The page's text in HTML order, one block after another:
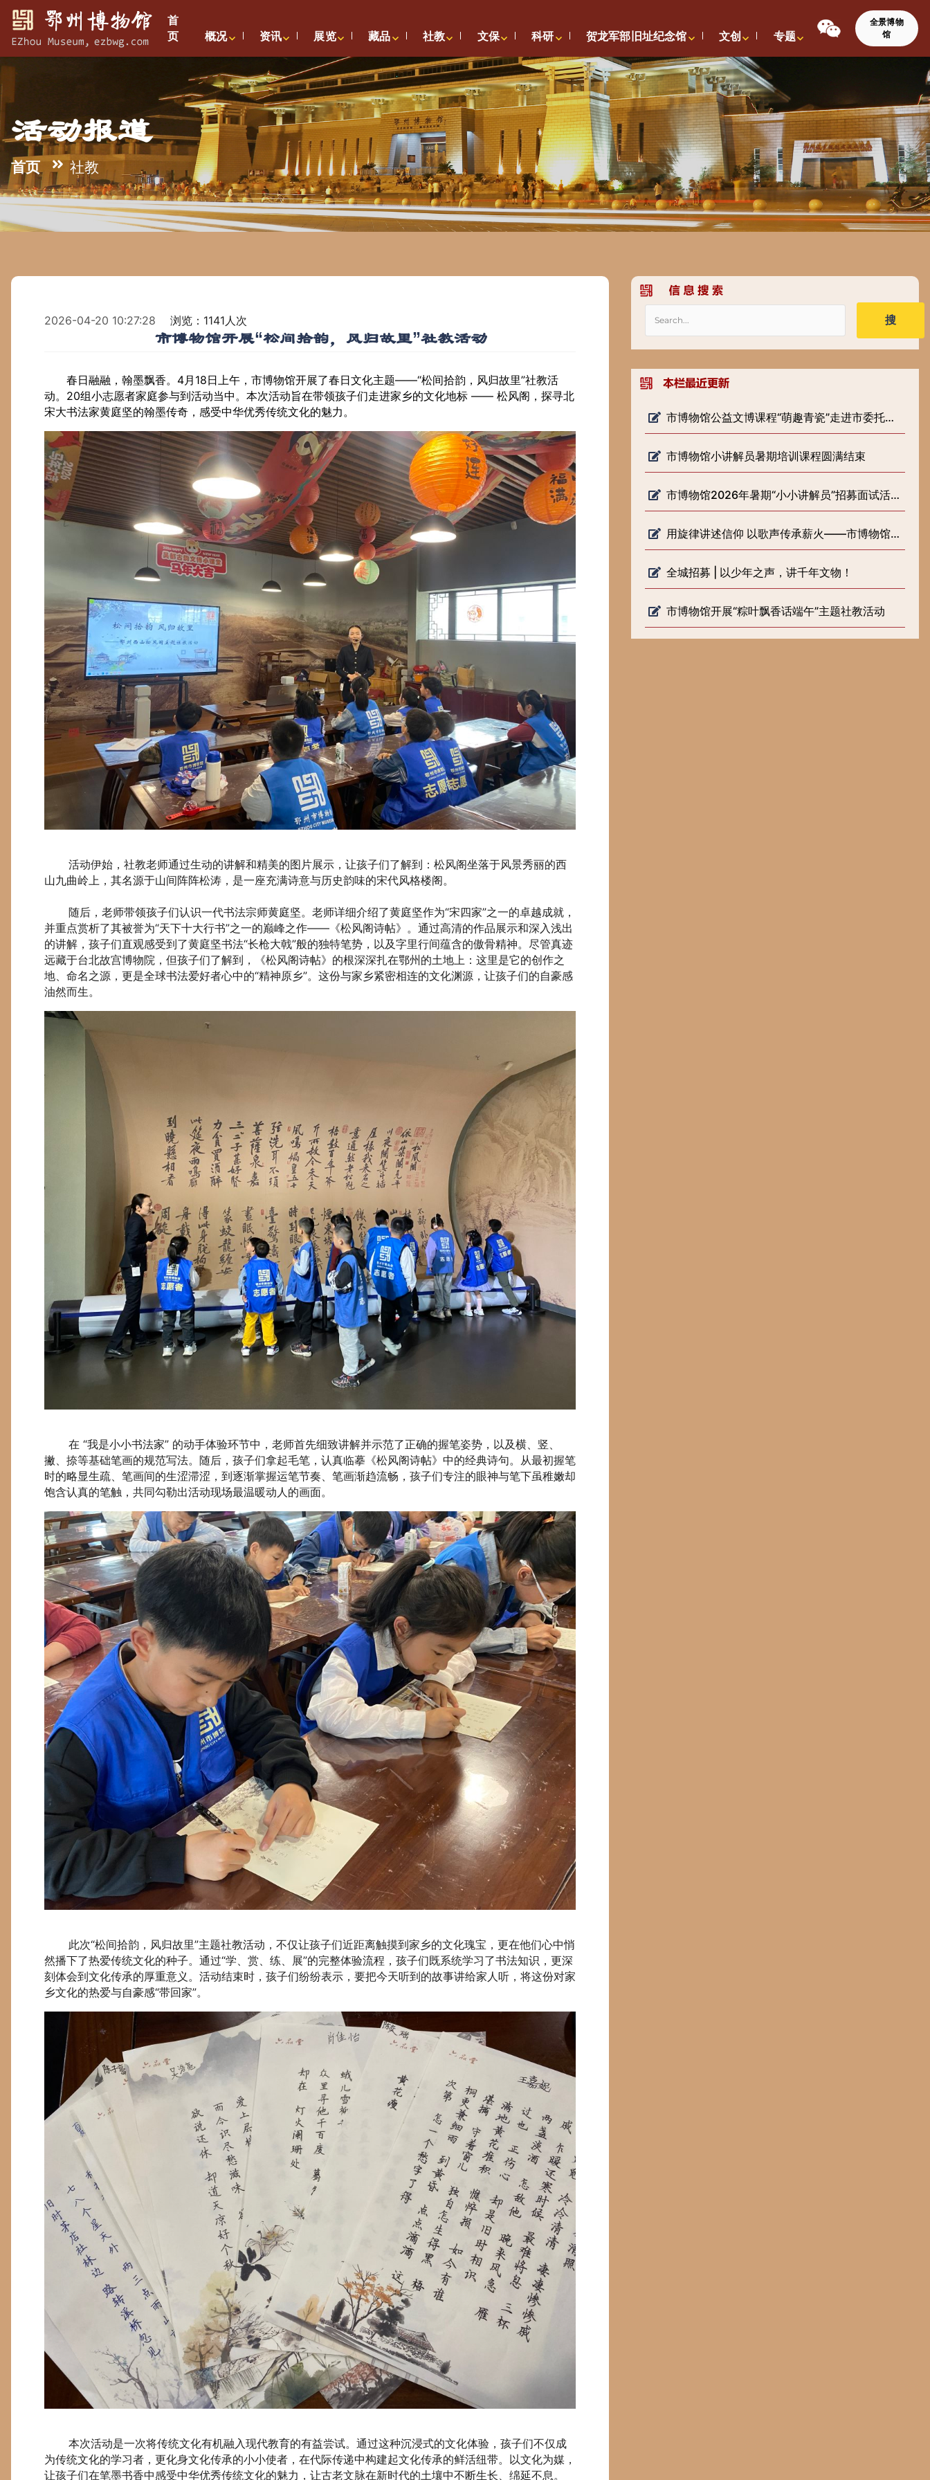
首
页
概况 资讯 展览 藏品 社教 文保 科研 贺龙军部旧址纪念馆 文创 专题
全景博物
馆
活动报道
首页 社教
2026-04-20 10:27:28 浏览：1141人次
市博物馆开展“松间拾韵，风归故里”社教活动
春日融融，翰墨飘香。4月18日上午，市博物馆开展了春日文化主题——“松间拾韵，风归故里”社教活
动。20组小志愿者家庭参与到活动当中。本次活动旨在带领孩子们走进家乡的文化地标 —— 松风阁，探寻北
宋大书法家黄庭坚的翰墨传奇，感受中华优秀传统文化的魅力。
活动伊始，社教老师通过生动的讲解和精美的图片展示，让孩子们了解到：松风阁坐落于风景秀丽的西
山九曲岭上，其名源于山间阵阵松涛，是一座充满诗意与历史韵味的宋代风格楼阁。
随后，老师带领孩子们认识一代书法宗师黄庭坚。老师详细介绍了黄庭坚作为“宋四家”之一的卓越成就，
并重点赏析了其被誉为“天下十大行书”之一的巅峰之作——《松风阁诗帖》。通过高清的作品展示和深入浅出
的讲解，孩子们直观感受到了黄庭坚书法“长枪大戟”般的独特笔势，以及字里行间蕴含的傲骨精神。尽管真迹
远藏于台北故宫博物院，但孩子们了解到，《松风阁诗帖》的根深深扎在鄂州的土地上：这里是它的创作之
地、命名之源，更是全球书法爱好者心中的“精神原乡”。这份与家乡紧密相连的文化渊源，让孩子们的自豪感
油然而生。
在 “我是小小书法家” 的动手体验环节中，老师首先细致讲解并示范了正确的握笔姿势，以及横、竖、
撇、捺等基础笔画的规范写法。随后，孩子们拿起毛笔，认真临摹《松风阁诗帖》中的经典诗句。从最初握笔
时的略显生疏、笔画间的生涩滞涩，到逐渐掌握运笔节奏、笔画渐趋流畅，孩子们专注的眼神与笔下虽稚嫩却
饱含认真的笔触，共同勾勒出活动现场最温暖动人的画面。
此次“松间拾韵，风归故里”主题社教活动，不仅让孩子们近距离触摸到家乡的文化瑰宝，更在他们心中悄
然播下了热爱传统文化的种子。通过“学、赏、练、展”的完整体验流程，孩子们既系统学习了书法知识，更深
刻体会到文化传承的厚重意义。活动结束时，孩子们纷纷表示，要把今天听到的故事讲给家人听，将这份对家
乡文化的热爱与自豪感“带回家”。
本次活动是一次将传统文化有机融入现代教育的有益尝试。通过这种沉浸式的文化体验，孩子们不仅成
为传统文化的学习者，更化身文化传承的小小使者，在代际传递中构建起文化传承的鲜活纽带。以文化为媒，
让孩子们在笔墨书香中感受中华优秀传统文化的魅力，让古老文脉在新时代的土壤中不断生长、绵延不息。
搜
市博物馆公益文博课程“萌趣青瓷”走进市委托管课堂
市博物馆小讲解员暑期培训课程圆满结束
市博物馆2026年暑期“小小讲解员”招募面试活动圆满落幕
用旋律讲述信仰 以歌声传承薪火——市博物馆开展《歌声里的长征路》 微宣讲活动
全城招募 | 以少年之声，讲千年文物！
市博物馆开展“粽叶飘香话端午”主题社教活动